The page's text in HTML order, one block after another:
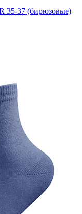
35-37 (бирюзовые)